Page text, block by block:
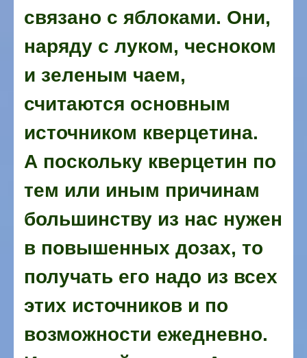
связано с яблоками. Они,
наряду с луком, чесноком
и зеленым чаем,
считаются основным
источником кверцетина.
А поскольку кверцетин по
тем или иным причинам
большинству из нас нужен
в повышенных дозах, то
получать его надо из всех
этих источников и по
возможности ежедневно.